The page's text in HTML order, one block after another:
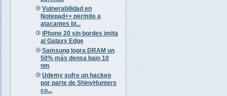
Vulnerabilidad en
Notepad++ permite a
atacantes bl...
iPhone 20 sin bordes imita
al Galaxy Edge
Samsung logra DRAM un
50% más densa bajo 10
nm
Udemy sufre un hackeo
por parte de ShinyHunters
co...